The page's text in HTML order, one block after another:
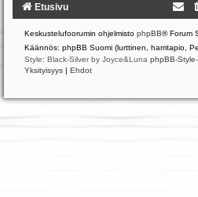
Etusivu
Keskustelufoorumin ohjelmisto phpBB® Forum
Käännös: phpBB Suomi (lurttinen, harritapio,
Style: Black-Silver by Joyce&Luna phpBB-
Yksityisyys | Ehdot